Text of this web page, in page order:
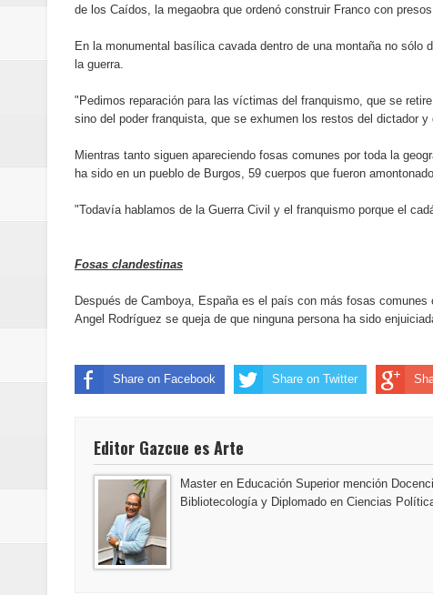
de los Caídos, la megaobra que ordenó construir Franco con
En la monumental basílica cavada dentro de una montaña no
la guerra.
"Pedimos reparación para las víctimas del franquismo, que se
sino del poder franquista, que se exhumen los restos del dictador
Mientras tanto siguen apareciendo fosas comunes por toda la
ha sido en un pueblo de Burgos, 59 cuerpos que fueron
"Todavía hablamos de la Guerra Civil y el franquismo porque el
Fosas clandestinas
Después de Camboya, España es el país con más fosas
Angel Rodríguez se queja de que ninguna persona ha sido
Share on Facebook Share on Twitter
Editor Gazcue es Arte
Master en Educación Superior mención
Bibliotecología y Diplomado en Ciencias